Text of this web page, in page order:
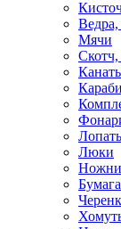
Мячи
Люки
Бумага